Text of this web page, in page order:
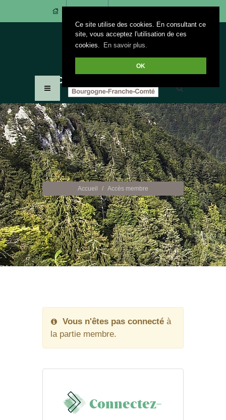
Ce site utilise des cookies. En consultant ce
site, vous acceptez l'utilisation de ces
cookies.
En savoir plus.
OK
Accueil Accès membre
Vous n'êtes pas connecté à
la partie membre.
Connectez-